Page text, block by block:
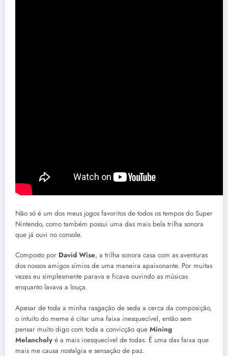
Não só é um dos meus jogos favoritos de todos os tempos do Super
Nintendo, como também possui uma das mais bela trilha sonora
que já ouvi no console.
Composto por David Wise, a trilha sonora casa com as aventuras
dos nossos amigos símios de uma maneira apaixonante. Por muitas
vezes eu simplesmente parava e ficava ouvindo as músicas
enquanto lavava a louça.
Apesar de toda a minha rasgação de seda a cerca da composição,
o intuito do meme é citar uma faixa inesquecível, então sem
pensar muito digo com toda a convicção que Mining
Melancholy é a mais inesquecível de todas. É uma das faixa que
mais me causa nostalgia e sensação de paz.